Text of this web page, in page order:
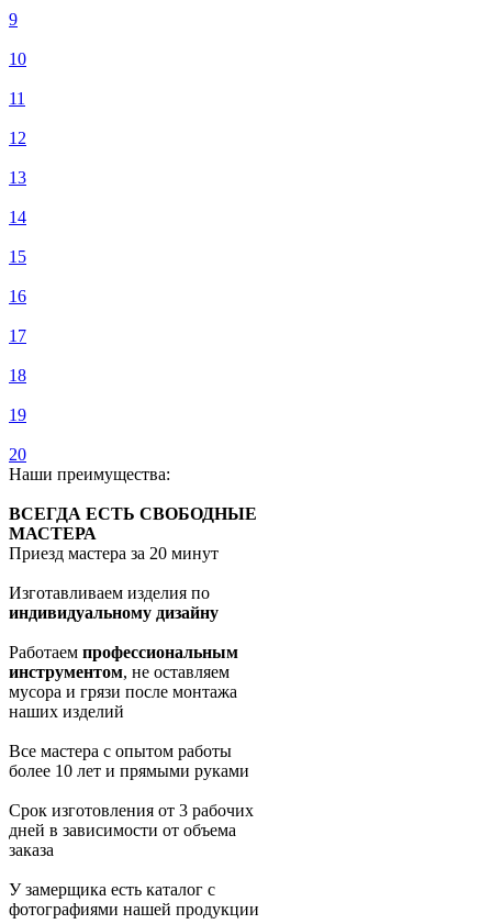
9
10
11
12
13
14
15
16
17
18
19
20
Наши преимущества:
ВСЕГДА ЕСТЬ СВОБОДНЫЕ
МАСТЕРА
Приезд мастера за 20 минут
Изготавливаем изделия по
индивидуальному дизайну
Работаем профессиональным
инструментом, не оставляем
мусора и грязи после монтажа
наших изделий
Все мастера с опытом работы
более 10 лет и прямыми руками
Срок изготовления от 3 рабочих
дней в зависимости от объема
заказа
У замерщика есть каталог с
фотографиями нашей продукции